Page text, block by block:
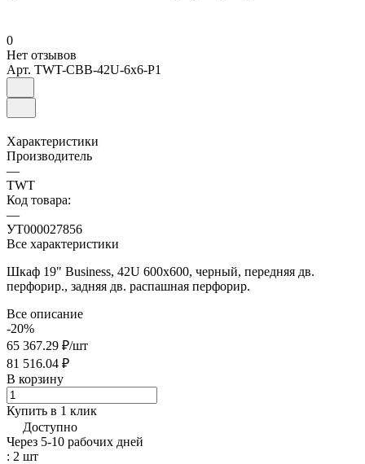
0
Нет отзывов
Арт. TWT-CBB-42U-6x6-P1
Характеристики
Производитель
—
TWT
Код товара:
—
УТ000027856
Все характеристики
Шкаф 19" Business, 42U 600x600, черный, передняя дв.
перфорир., задняя дв. распашная перфорир.
Все описание
-20%
65 367.29 ₽/шт
81 516.04 ₽
В корзину
Купить в 1 клик
Доступно
Через 5-10 рабочих дней
: 2 шт